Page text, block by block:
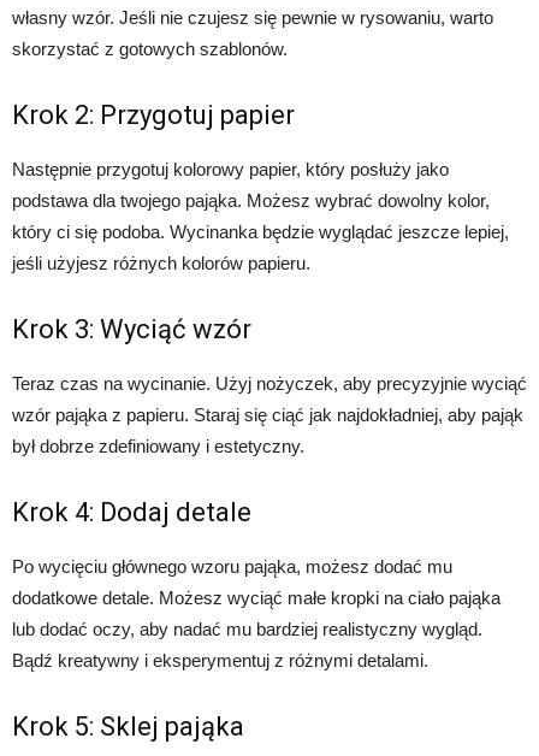
własny wzór. Jeśli nie czujesz się pewnie w rysowaniu, warto
skorzystać z gotowych szablonów.
Krok 2: Przygotuj papier
Następnie przygotuj kolorowy papier, który posłuży jako
podstawa dla twojego pająka. Możesz wybrać dowolny kolor,
który ci się podoba. Wycinanka będzie wyglądać jeszcze lepiej,
jeśli użyjesz różnych kolorów papieru.
Krok 3: Wyciąć wzór
Teraz czas na wycinanie. Użyj nożyczek, aby precyzyjnie wyciąć
wzór pająka z papieru. Staraj się ciąć jak najdokładniej, aby pająk
był dobrze zdefiniowany i estetyczny.
Krok 4: Dodaj detale
Po wycięciu głównego wzoru pająka, możesz dodać mu
dodatkowe detale. Możesz wyciąć małe kropki na ciało pająka
lub dodać oczy, aby nadać mu bardziej realistyczny wygląd.
Bądź kreatywny i eksperymentuj z różnymi detalami.
Krok 5: Sklej pająka